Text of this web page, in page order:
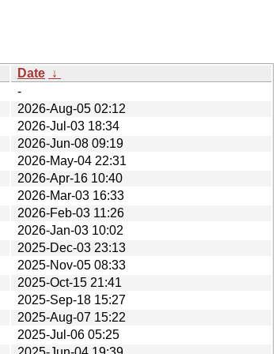
Date ↓
-
2026-Aug-05 02:12
2026-Jul-03 18:34
2026-Jun-08 09:19
2026-May-04 22:31
2026-Apr-16 10:40
2026-Mar-03 16:33
2026-Feb-03 11:26
2026-Jan-03 10:02
2025-Dec-03 23:13
2025-Nov-05 08:33
2025-Oct-15 21:41
2025-Sep-18 15:27
2025-Aug-07 15:22
2025-Jul-06 05:25